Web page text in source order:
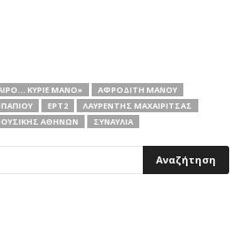
ΚΎΡΙΕ ΜΆΝΟ»
ΑΦΡΟΔΊΤΗ ΜΆΝΟΥ
ΕΡΤ2
ΛΑΥΡΈΝΤΗΣ ΜΑΧΑΙΡΊΤΣΑΣ
ΑΘΗΝΏΝ ΣΥΝΑΥΛΙΑ